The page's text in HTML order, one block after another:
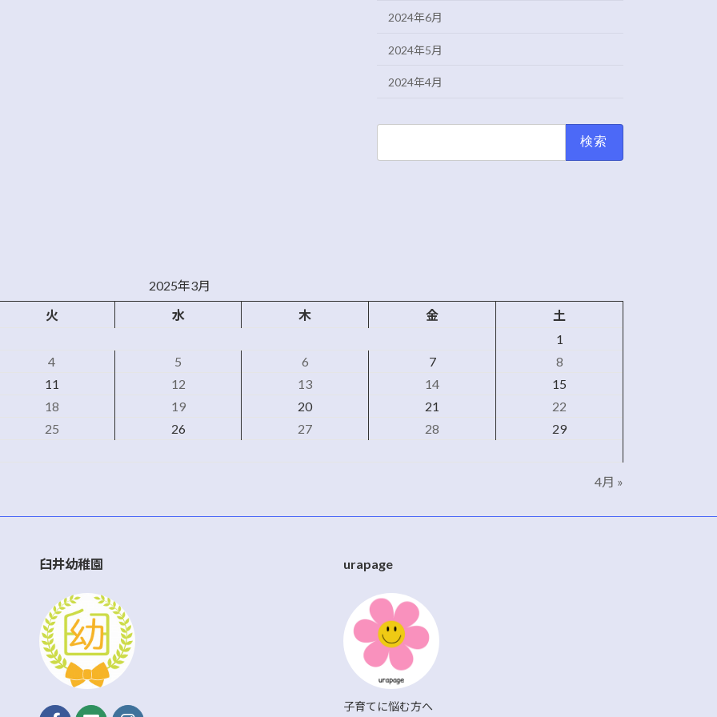
2024年6月
2024年5月
2024年4月
2025年3月
火 水 木 金
土
1
4 5 6 7
8
11 12 13 14
15
18 19 20 21
22
25 26 27 28
29
4月 »
臼井幼稚園 urapage
子育てに悩む方へ